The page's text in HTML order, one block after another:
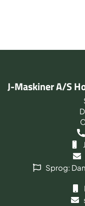
J-Maskiner A/S
Sprog: